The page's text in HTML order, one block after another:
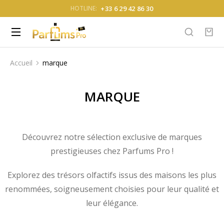
HOTLINE: +33 6 29 42 86 30
Vous êtes ici :
Accueil marque
MARQUE
Découvrez notre sélection exclusive de marques
prestigieuses chez Parfums Pro !
Explorez des trésors olfactifs issus des maisons les plus
renommées, soigneusement choisies pour leur qualité et
leur élégance.